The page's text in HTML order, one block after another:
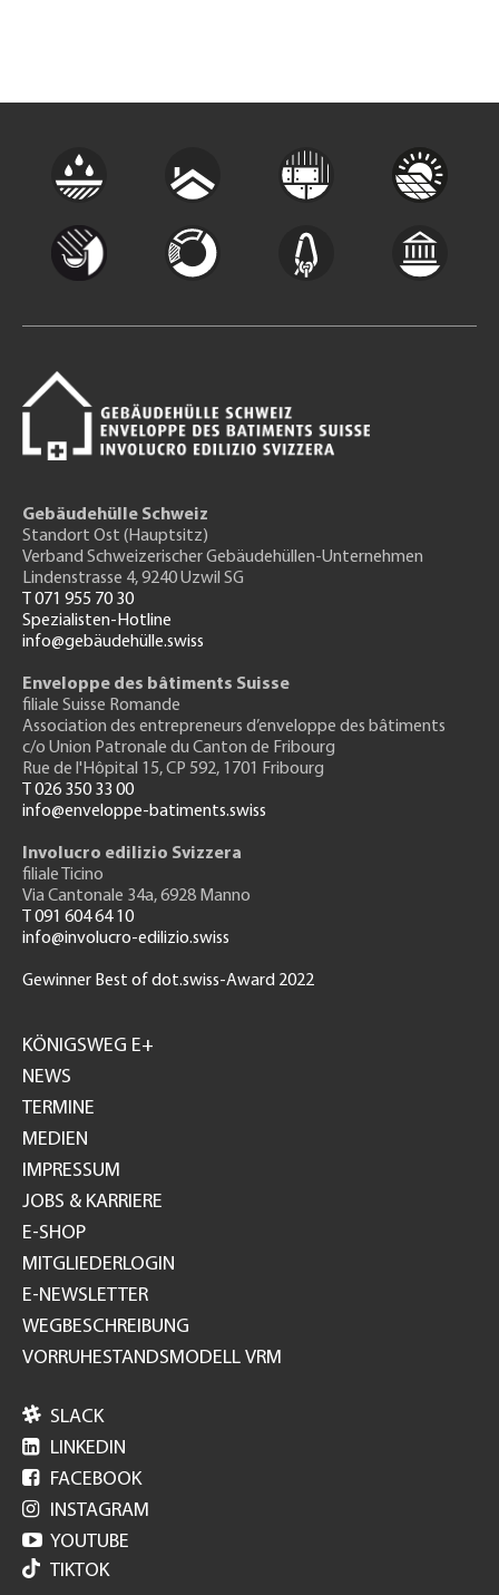
Gebäudehülle Schweiz
Standort Ost (Hauptsitz)
Verband Schweizerischer Gebäudehüllen-Unternehmen
Lindenstrasse 4, 9240 Uzwil SG
T 071 955 70 30
Spezialisten-Hotline
info@gebäudehülle.swiss
Enveloppe des bâtiments Suisse
filiale Suisse Romande
Association des entrepreneurs d’enveloppe des bâtiments
c/o Union Patronale du Canton de Fribourg
Rue de l'Hôpital 15, CP 592, 1701 Fribourg
T 026 350 33 00
info@enveloppe-batiments.swiss
Involucro edilizio Svizzera
filiale Ticino
Via Cantonale 34a, 6928 Manno
T 091 604 64 10
info@involucro-edilizio.swiss
Gewinner Best of dot.swiss-Award 2022
GH
KÖNIGSWEG E+
NEWS
TERMINE
MEDIEN
IMPRESSUM
JOBS & KARRIERE
E-SHOP
MITGLIEDERLOGIN
E-NEWSLETTER
WEGBESCHREIBUNG
VORRUHESTANDSMODELL VRM
 SLACK
 LINKEDIN
 FACEBOOK
 INSTAGRAM
 YOUTUBE
TIKTOK